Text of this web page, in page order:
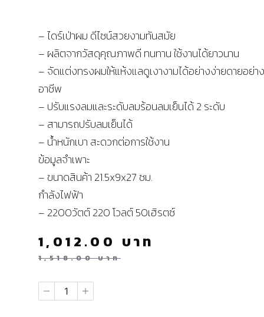
– ไดร์เป่าผม ดีไซน์สวยงามทันสมัย
– ผลิตจากวัสดุคุณภาพดี ทนทาน ใช้งานได้ยาวนาน
– จัดแต่งทรงผมให้แห้งแลดูเงางามได้อย่างง่ายดายอย่า
อาชีพ
– ปรับแรงลมและระดับลมร้อนลมเย็นได้ 2 ระดับ
– สามารถปรับลมเย็นได้
– น้ำหนักเบา สะดวกต่อการใช้งาน
ข้อมูลจำเพาะ
– ขนาดสินค้า 21.5x9x27 ซม.
กำลังไฟฟ้า
– 2200วัตต์ 220 โวลต์ 50เฮิรตซ์
1,518.00บาท
1,012.00 บาท